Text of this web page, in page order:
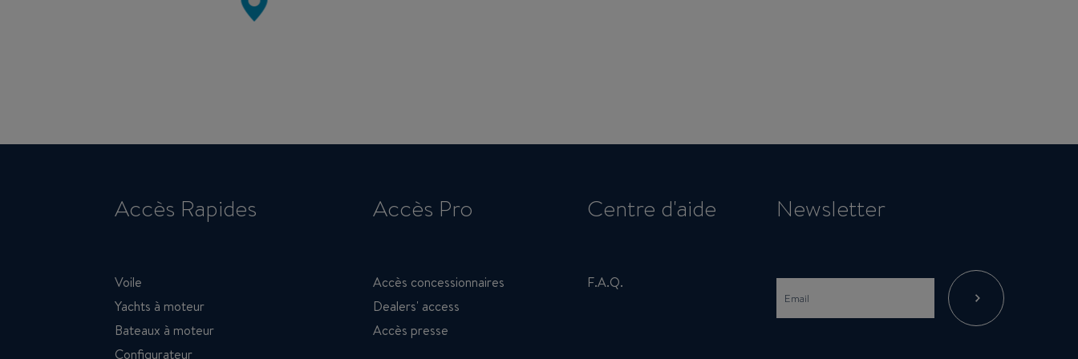
Accès Rapides
Voile
Yachts à moteur
Bateaux à moteur
Configurateur
Accès Pro
Accès concessionnaires
Dealers' access
Accès presse
Centre d'aide
F.A.Q.
Newsletter